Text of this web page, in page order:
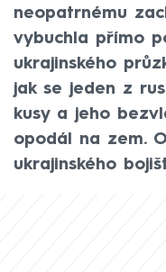
neopatrnému
vybuchla přímo
ukrajinského
jak se jeden z
kusy a jeho
opodál na zem.
ukrajinského